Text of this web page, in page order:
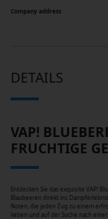
Company address
DETAILS
VAP!
FRUCHTIGE
Entdecken Sie das exquisite VAP!
Blaubeeren direkt ins
Noten, die jeden Zug zu einem
lieben und auf der Suche nach